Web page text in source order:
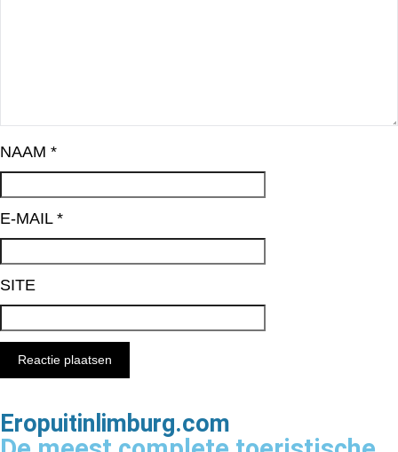
NAAM *
E-MAIL *
SITE
Eropuitinlimburg.com